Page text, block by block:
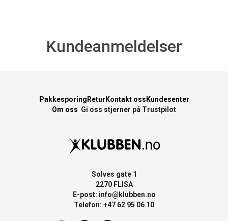
Kundeanmeldelser
Pakkesporing Retur Kontakt oss Kundesenter
Om oss Gi oss stjerner på Trustpilot
Solves gate 1
2270 FLISA
E-post: info@klubben.no
Telefon: +47 62 95 06 10